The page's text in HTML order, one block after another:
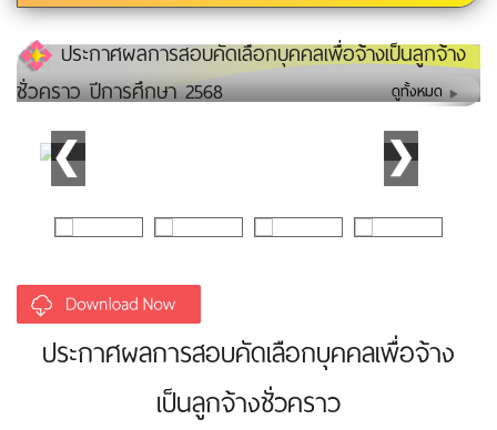
ประกาศผลการสอบคัดเลือกบุคคลเพื่อจ้างเป็นลูกจ้าง
ชั่วคราว ปีการศึกษา 2568
ดูทั้งหมด
ประกาศผลการสอบคัดเลือกบุคคลเพื่อจ้าง
เป็นลูกจ้างชั่วคราว